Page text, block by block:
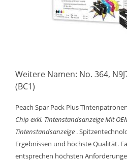
Weitere Namen: No. 364,
(BC1)
Peach Spar Pack Plus
Chip exkl. TintenstandsanzeigeMit
Tintenstandsanzeige .
Ergebnissen und höchste Qualität.
entsprechen höchsten